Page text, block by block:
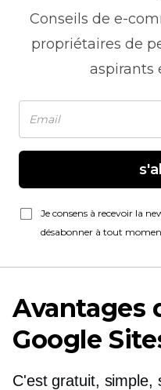
Conseils de e-
propriétaires de
aspirants
Je consens à recevoir la
désabonner à tout
Avantages
Google
C'est gratuit, simple,